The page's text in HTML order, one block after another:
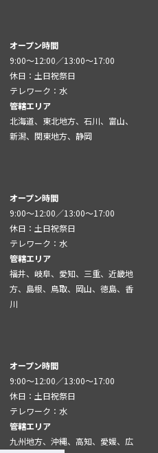
オープン時間
9:00～12:00／13:00～17:00
休日：土日祝祭日
テレワーク：水
管轄エリア
北海道、東北地方、石川、富山、
新潟、関東地方、静岡
オープン時間
9:00～12:00／13:00～17:00
休日：土日祝祭日
テレワーク：水
管轄エリア
福井、岐阜、愛知、三重、近畿地
方、島根、鳥取、岡山、徳島、香
川
オープン時間
9:00～12:00／13:00～17:00
休日：土日祝祭日
テレワーク：水
管轄エリア
九州地方、沖縄、高知、愛媛、広